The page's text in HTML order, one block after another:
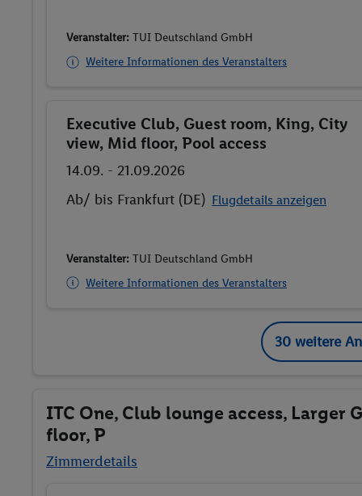
Veranstalter: TUI Deutschland GmbH
Weitere Informationen des Veranstalters
Buchen
Executive Club, Guest room, King, City
view, Mid floor, Pool access
14.09. - 21.09.2026
Ab/ bis Frankfurt (DE) Flugdetails anzeigen
Veranstalter: TUI Deutschland GmbH
Weitere Informationen des Veranstalters
30 weitere
ITC One, Club lounge access, Larger
floor, P
Zimmerdetails